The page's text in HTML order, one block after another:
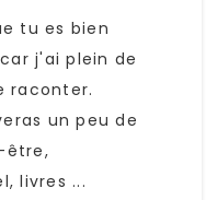
tu es bien
j'ai plein de
raconter.
un peu de
être,
livres ...